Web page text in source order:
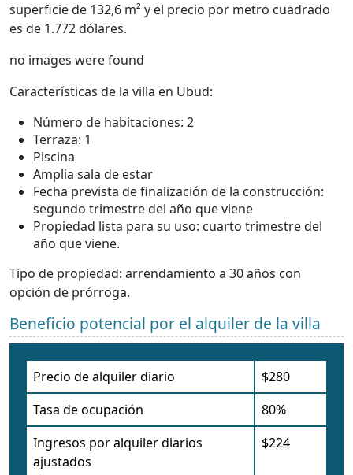
superficie de 132,6 m² y el precio por metro cuadrado
es de 1.772 dólares.
no images were found
Características de la villa en Ubud:
Número de habitaciones: 2
Terraza: 1
Piscina
Amplia sala de estar
Fecha prevista de finalización de la construcción:
segundo trimestre del año que viene
Propiedad lista para su uso: cuarto trimestre del
año que viene.
Tipo de propiedad: arrendamiento a 30 años con
opción de prórroga.
Beneficio potencial por el alquiler de la villa
Precio de alquiler diario
$280
Tasa de ocupación
80%
Ingresos por alquiler diarios
ajustados
$224